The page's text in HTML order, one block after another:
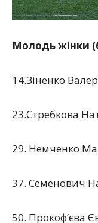
Молодь жінки
14.Зіненко
23.Стребкова
29. Немченко
37. Семенович
50. Прокоф’єва